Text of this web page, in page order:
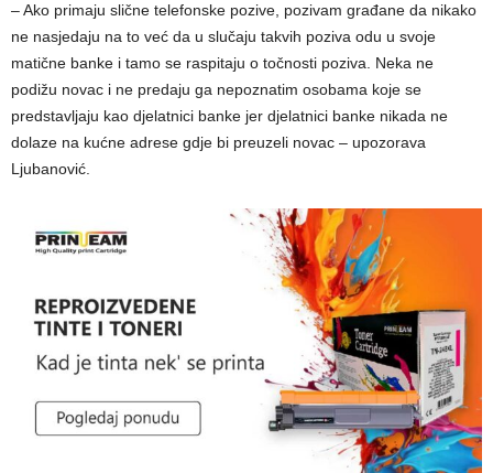
– Ako primaju slične telefonske pozive, pozivam građane da nikako
ne nasjedaju na to već da u slučaju takvih poziva odu u svoje
matične banke i tamo se raspitaju o točnosti poziva. Neka ne
podižu novac i ne predaju ga nepoznatim osobama koje se
predstavljaju kao djelatnici banke jer djelatnici banke nikada ne
dolaze na kućne adrese gdje bi preuzeli novac – upozorava
Ljubanović.